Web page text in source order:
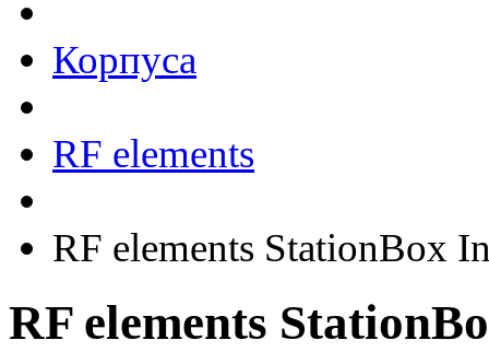
Корпуса
RF elements
RF elements StationBox
RF elements